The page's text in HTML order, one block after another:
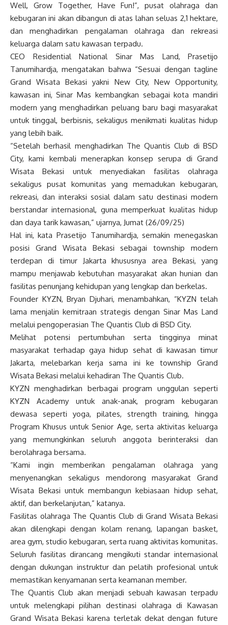
Well, Grow Together, Have Fun!”, pusat olahraga dan
kebugaran ini akan dibangun di atas lahan seluas 2,1 hektare,
dan menghadirkan pengalaman olahraga dan rekreasi
keluarga dalam satu kawasan terpadu.
CEO Residential National Sinar Mas Land, Prasetijo
Tanumihardja, mengatakan bahwa “Sesuai dengan tagline
Grand Wisata Bekasi yakni New City, New Opportunity,
kawasan ini, Sinar Mas kembangkan sebagai kota mandiri
modern yang menghadirkan peluang baru bagi masyarakat
untuk tinggal, berbisnis, sekaligus menikmati kualitas hidup
yang lebih baik.
“Setelah berhasil menghadirkan The Quantis Club di BSD
City, kami kembali menerapkan konsep serupa di Grand
Wisata Bekasi untuk menyediakan fasilitas olahraga
sekaligus pusat komunitas yang memadukan kebugaran,
rekreasi, dan interaksi sosial dalam satu destinasi modern
berstandar internasional, guna memperkuat kualitas hidup
dan daya tarik kawasan,” ujarnya, Jumat (26/09/25)
Hal ini, kata Prasetijo Tanumihardja, semakin menegaskan
posisi Grand Wisata Bekasi sebagai township modern
terdepan di timur Jakarta khususnya area Bekasi, yang
mampu menjawab kebutuhan masyarakat akan hunian dan
fasilitas penunjang kehidupan yang lengkap dan berkelas.
Founder KYZN, Bryan Djuhari, menambahkan, “KYZN telah
lama menjalin kemitraan strategis dengan Sinar Mas Land
melalui pengoperasian The Quantis Club di BSD City.
Melihat potensi pertumbuhan serta tingginya minat
masyarakat terhadap gaya hidup sehat di kawasan timur
Jakarta, melebarkan kerja sama ini ke township Grand
Wisata Bekasi melalui kehadiran The Quantis Club.
KYZN menghadirkan berbagai program unggulan seperti
KYZN Academy untuk anak-anak, program kebugaran
dewasa seperti yoga, pilates, strength training, hingga
Program Khusus untuk Senior Age, serta aktivitas keluarga
yang memungkinkan seluruh anggota berinteraksi dan
berolahraga bersama.
“Kami ingin memberikan pengalaman olahraga yang
menyenangkan sekaligus mendorong masyarakat Grand
Wisata Bekasi untuk membangun kebiasaan hidup sehat,
aktif, dan berkelanjutan,” katanya.
Fasilitas olahraga The Quantis Club di Grand Wisata Bekasi
akan dilengkapi dengan kolam renang, lapangan basket,
area gym, studio kebugaran, serta ruang aktivitas komunitas.
Seluruh fasilitas dirancang mengikuti standar internasional
dengan dukungan instruktur dan pelatih profesional untuk
memastikan kenyamanan serta keamanan member.
The Quantis Club akan menjadi sebuah kawasan terpadu
untuk melengkapi pilihan destinasi olahraga di Kawasan
Grand Wisata Bekasi karena terletak dekat dengan future